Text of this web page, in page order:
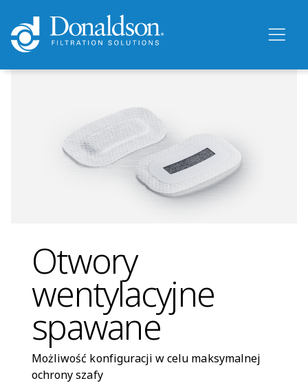
Otwory
wentylacyjne
spawane
Możliwość konfiguracji w celu maksymalnej
ochrony szafy